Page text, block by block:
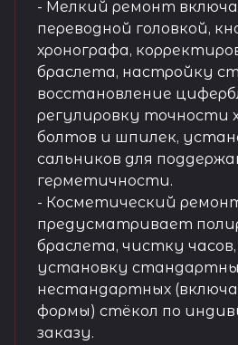
- Мелкий ремонт
переводной головкой,
хронографа,
браслета, настройку
восстановление
регулировку точности
болтов и шпилек,
сальников для
герметичности.
- Косметический
предусматривает
браслета, чистку
установку
нестандартных
формы) стёкол по
заказу.